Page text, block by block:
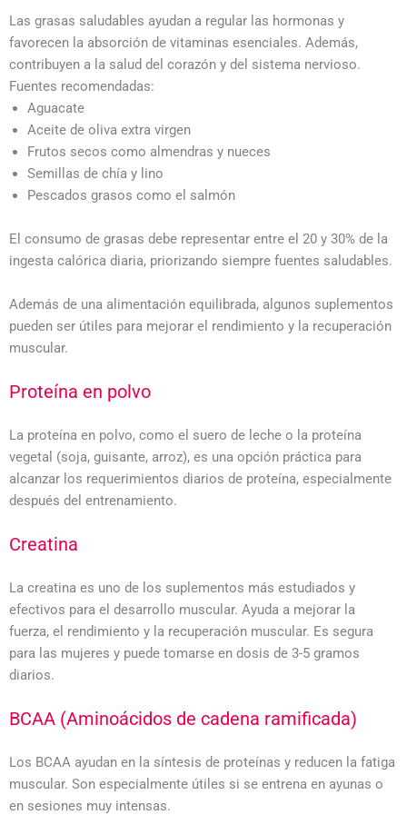
Las grasas saludables ayudan a regular las hormonas y
favorecen la absorción de vitaminas esenciales. Además,
contribuyen a la salud del corazón y del sistema nervioso.
Fuentes recomendadas:
Aguacate
Aceite de oliva extra virgen
Frutos secos como almendras y nueces
Semillas de chía y lino
Pescados grasos como el salmón
El consumo de grasas debe representar entre el 20 y 30% de la
ingesta calórica diaria, priorizando siempre fuentes saludables.
Además de una alimentación equilibrada, algunos suplementos
pueden ser útiles para mejorar el rendimiento y la recuperación
muscular.
Proteína en polvo
La proteína en polvo, como el suero de leche o la proteína
vegetal (soja, guisante, arroz), es una opción práctica para
alcanzar los requerimientos diarios de proteína, especialmente
después del entrenamiento.
Creatina
La creatina es uno de los suplementos más estudiados y
efectivos para el desarrollo muscular. Ayuda a mejorar la
fuerza, el rendimiento y la recuperación muscular. Es segura
para las mujeres y puede tomarse en dosis de 3-5 gramos
diarios.
BCAA (Aminoácidos de cadena ramificada)
Los BCAA ayudan en la síntesis de proteínas y reducen la fatiga
muscular. Son especialmente útiles si se entrena en ayunas o
en sesiones muy intensas.